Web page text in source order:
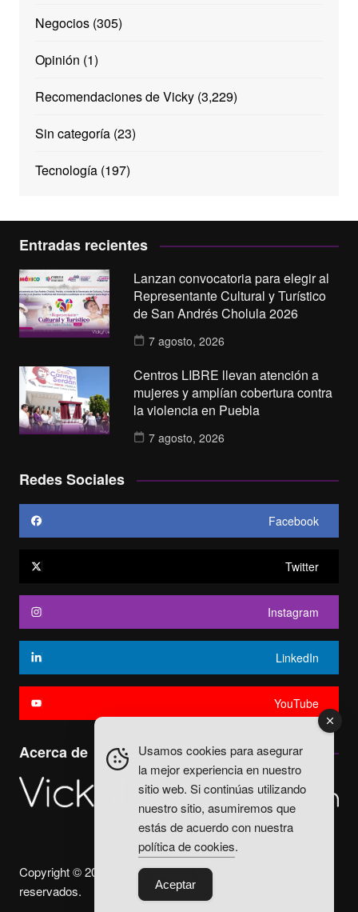
Negocios(305)
Opinión (1)
Recomendaciones de Vicky(3,229)
Sin categoría(23)
Tecnología(197)
Entradas recientes
Lanzan convocatoria para elegir al
Representante Cultural y Turístico
de San Andrés Cholula 2026
7 agosto, 2026
Centros LIBRE llevan atención a
mujeres y amplían cobertura contra
la violencia en Puebla
7 agosto, 2026
Redes Sociales
Facebook
Twitter
Instagram
LinkedIn
YouTube
Acerca de
Copyright © 2025. Vicky Fuentes Todos los derechos
reservados.
Usamos cookies para asegurar
la mejor experiencia en nuestro
sitio web. Si continúas utilizando
nuestro sitio, asumiremos que
estás de acuerdo con nuestra
política de cookies.
Aceptar